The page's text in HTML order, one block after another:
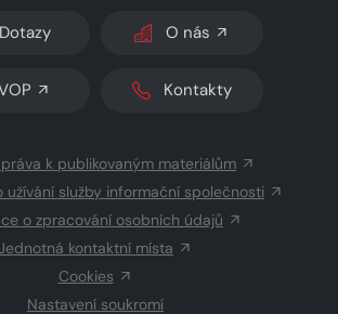
Dotazy O nás
Kontakty
k publikovaným materiálům
užívání služby informační společnosti
o zpracování osobních údajů
kontaktní místa
Cookies
Nastavení soukromí